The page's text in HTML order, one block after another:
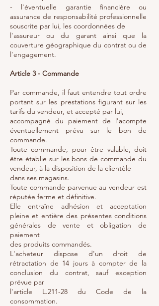
- l'éventuelle garantie financière ou
assurance de responsabilité professionnelle
souscrite par lui, les coordonnées de
l'assureur ou du garant ainsi que la
couverture géographique du contrat ou de
l'engagement.
Article 3 - Commande
Par commande, il faut entendre tout ordre
portant sur les prestations figurant sur les
tarifs du vendeur, et accepté par lui,
accompagné du paiement de l'acompte
éventuellement prévu sur le bon de
commande.
Toute commande, pour être valable, doit
être établie sur les bons de commande du
vendeur, à la disposition de la clientèle
dans ses magasins.
Toute commande parvenue au vendeur est
réputée ferme et définitive.
Elle entraîne adhésion et acceptation
pleine et entière des présentes conditions
générales de vente et obligation de
paiement
des produits commandés.
L'acheteur dispose d'un droit de
rétractation de 14 jours à compter de la
conclusion du contrat, sauf exception
prévue par
l'article L.211-28 du Code de la
consommation.